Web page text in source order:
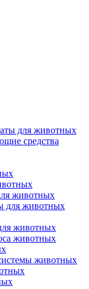
для животных
средства
животных
для животных
животных
животных
животных